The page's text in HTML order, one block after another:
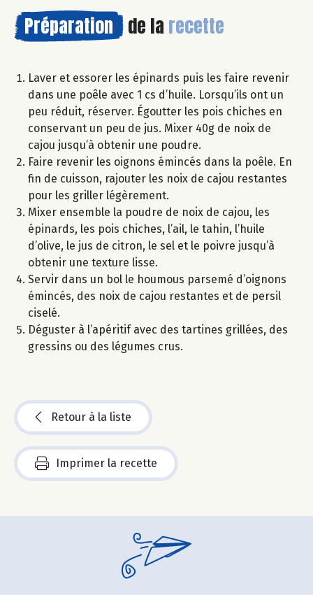
Préparation de la recette
Laver et essorer les épinards puis les faire revenir
dans une poêle avec 1 cs d’huile. Lorsqu’ils ont un
peu réduit, réserver. Égoutter les pois chiches en
conservant un peu de jus. Mixer 40g de noix de
cajou jusqu’à obtenir une poudre.
Faire revenir les oignons émincés dans la poêle. En
fin de cuisson, rajouter les noix de cajou restantes
pour les griller légèrement.
Mixer ensemble la poudre de noix de cajou, les
épinards, les pois chiches, l’ail, le tahin, l’huile
d’olive, le jus de citron, le sel et le poivre jusqu’à
obtenir une texture lisse.
Servir dans un bol le houmous parsemé d’oignons
émincés, des noix de cajou restantes et de persil
ciselé.
Déguster à l’apéritif avec des tartines grillées, des
gressins ou des légumes crus.
Retour à la liste
Imprimer la recette